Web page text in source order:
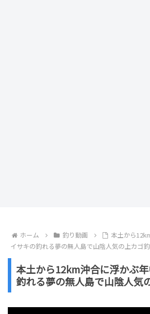
ホーム 釣り動画
本土から
イサキの釣れる夢の無人島で山陰人気の上カゴ
本土から12km沖合に浮かぶ
釣れる夢の無人島で山陰人気